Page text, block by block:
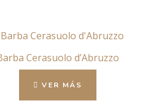
Cerasuolo d’Abruzzo
VER MÁS